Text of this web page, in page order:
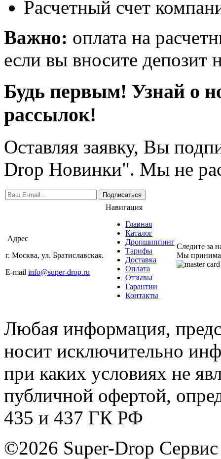
Расчетный счет
Важно: оплата на
если вы вносите депозит
Будь первым! Узнай о
рассылок!
Оставляя заявку, Вы
Drop Новинки". Мы не
Подписаться
Адрес
г. Москва, ул. Братиславская.
E-mail info@super-drop.ru
Навигация
Главная
Каталог
Дропшиппинг
Тарифы
Доставка
Оплата
Отзывы
Гарантии
Контакты
Следите за
Мы
Любая информация,
носит исключительно
при каких условиях не
публичной офертой,
435 и 437 ГК РФ
©2026 Super-Drop